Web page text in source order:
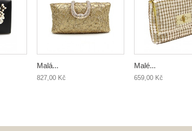
Malá...
827,00 Kč
Malé...
659,00 Kč